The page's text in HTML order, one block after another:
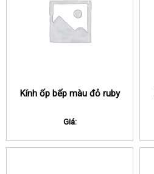
Kính ốp bếp màu đỏ ruby
Giá: